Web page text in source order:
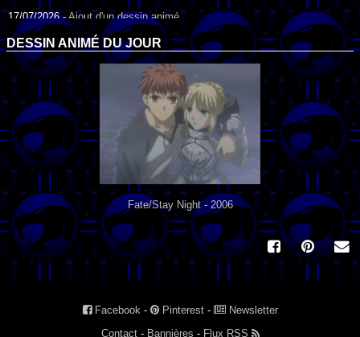
17/07/2026 -Ajout d'un dessin animé
Ajout du dessin animé Heidi (1995) dans la liste.
09/07/2026 -Ajout d'un dessin animé
Ajout du dessin animé Genki l'Aventurier de la Chance (2006) dans la
liste.
04/07/2026 -Ajout d'un dessin animé
Ajout du dessin animé Vilain Petit Canard (2000) dans la liste.
04/07/2026 -
Ajout d'un dessin animé
Ajout du dessin animé Le Noël du vilain petit canard (2003) dans la liste.
DESSIN ANIMÉ DU JOUR
Fate/Stay Night - 2006
Facebook- Pinterest-
Newsletter
Contact- Bannières - Flux RSS